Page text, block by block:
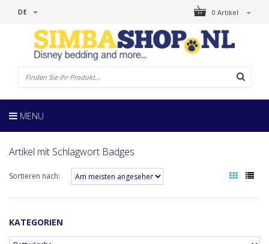
0 Artikel
DE
MENU
Artikel mit Schlagwort Badges
Sortieren nach:
KATEGORIEN